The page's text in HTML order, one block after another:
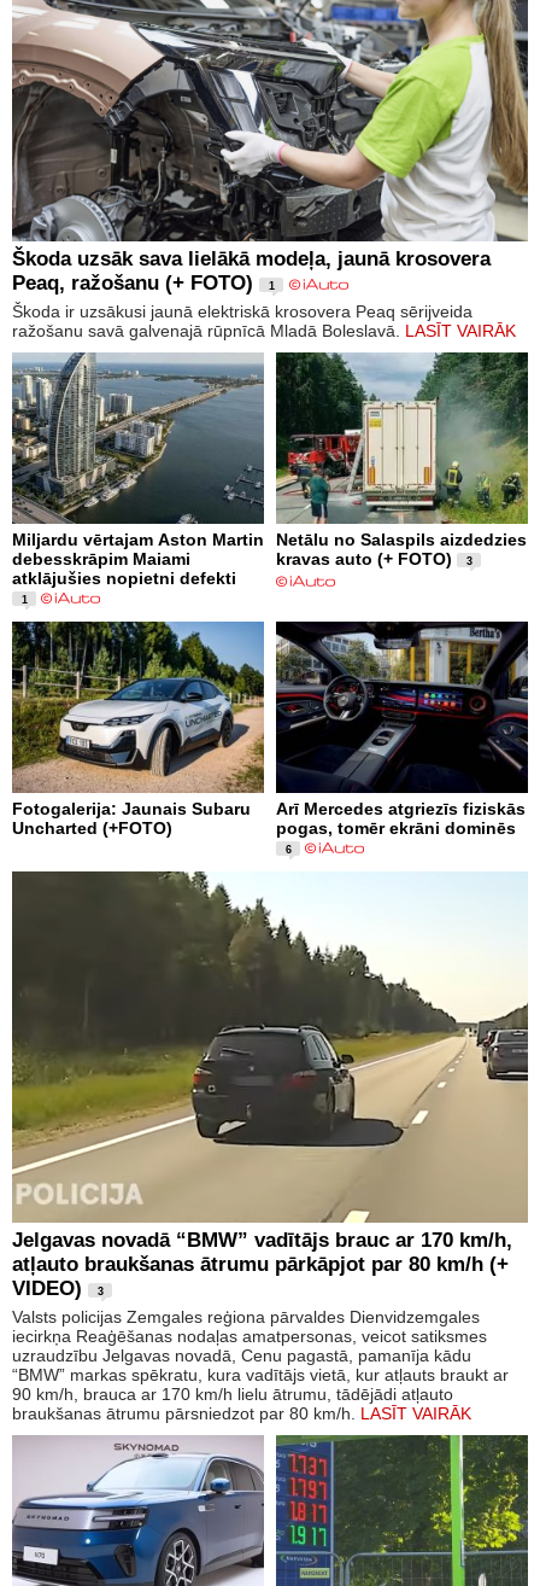
Škoda uzsāk sava lielākā modeļa, jaunā krosovera
Peaq, ražošanu (+ FOTO)
1
Škoda ir uzsākusi jaunā elektriskā krosovera Peaq sērijveida
ražošanu savā galvenajā rūpnīcā Mladā Boleslavā. LASĪT VAIRĀK
Miljardu vērtajam Aston Martin
debesskrāpim Maiami
atklājušies nopietni defekti
1
Netālu no Salaspils aizdedzies
kravas auto (+ FOTO)
3
Fotogalerija: Jaunais Subaru
Uncharted (+FOTO)
Arī Mercedes atgriezīs fiziskās
pogas, tomēr ekrāni dominēs
6
Jelgavas novadā “BMW” vadītājs brauc ar 170 km/h,
atļauto braukšanas ātrumu pārkāpjot par 80 km/h (+
VIDEO)
3
Valsts policijas Zemgales reģiona pārvaldes Dienvidzemgales
iecirkņa Reaģēšanas nodaļas amatpersonas, veicot satiksmes
uzraudzību Jelgavas novadā, Cenu pagastā, pamanīja kādu
“BMW” markas spēkratu, kura vadītājs vietā, kur atļauts braukt ar
90 km/h, brauca ar 170 km/h lielu ātrumu, tādējādi atļauto
braukšanas ātrumu pārsniedzot par 80 km/h. LASĪT VAIRĀK